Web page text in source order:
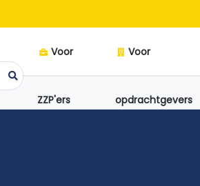
Voor
ZZP'ers
Voor
opdrachtgevers